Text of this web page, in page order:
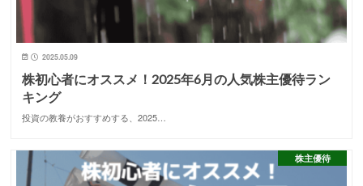
2025.05.09
株初心者にオススメ！2025年6月の人気株主優待ラン
キング
投資の教養がおすすめする、2025…
株主優待